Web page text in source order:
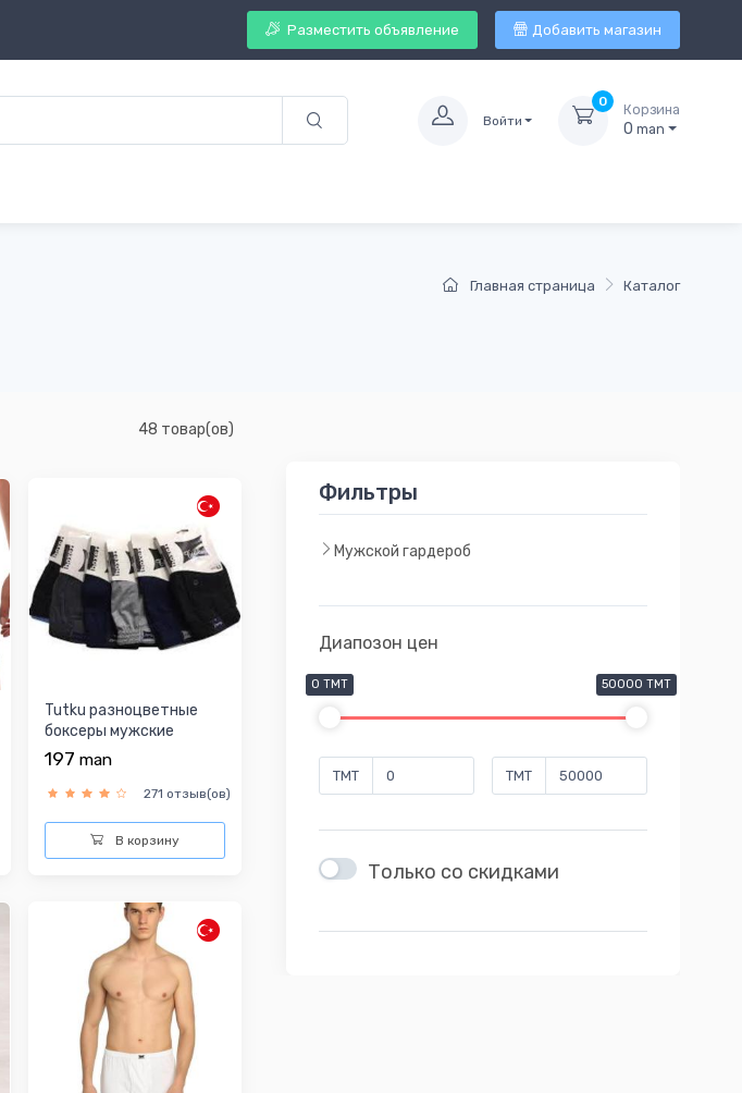
Разместить объявление Добавить магазин
Войти
0
Корзина
0 man
Главная страница Каталог
Фильтры
Мужской гардероб
Диапозон цен
0 TMT 50000 TMT
TMT TMT
Только со скидками
48 товар(ов)
Tutku разноцветные
боксеры мужские
197 man
271 отзыв(ов)
В корзину